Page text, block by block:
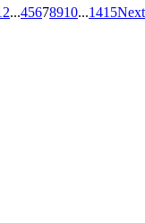
2...45678910...1415Next